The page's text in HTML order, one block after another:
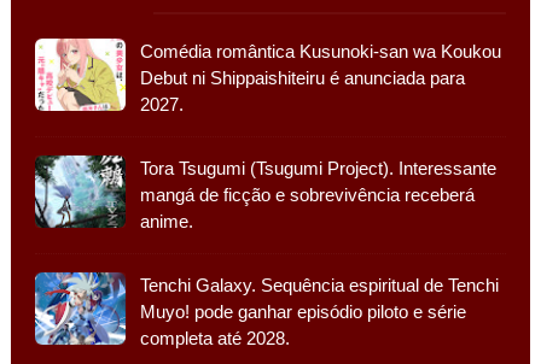
Comédia romântica Kusunoki-san wa Koukou
Debut ni Shippaishiteiru é anunciada para
2027.
Tora Tsugumi (Tsugumi Project). Interessante
mangá de ficção e sobrevivência receberá
anime.
Tenchi Galaxy. Sequência espiritual de Tenchi
Muyo! pode ganhar episódio piloto e série
completa até 2028.